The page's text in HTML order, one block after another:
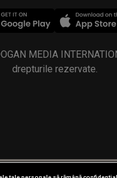
MEDIA
drepturile rezervate.